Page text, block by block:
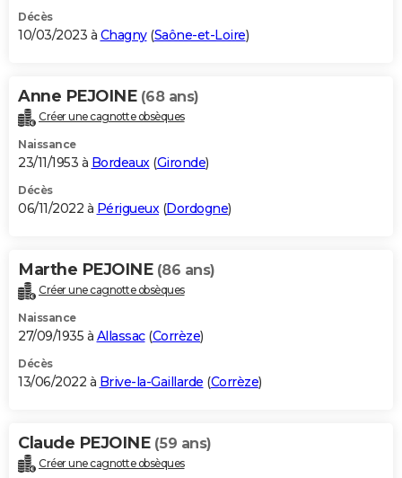
Décès
10/03/2023 à Chagny(Saône-et-Loire)
Anne PEJOINE (68 ans)
Créer une cagnotte obsèques
Naissance
23/11/1953 à Bordeaux(Gironde)
Décès
06/11/2022 à Périgueux(Dordogne)
Marthe PEJOINE (86 ans)
Créer une cagnotte obsèques
Naissance
27/09/1935 à Allassac(Corrèze)
Décès
13/06/2022 à Brive-la-Gaillarde (Corrèze)
Claude PEJOINE (59 ans)
Créer une cagnotte obsèques